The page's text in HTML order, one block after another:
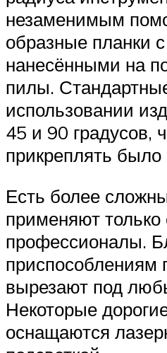
незаменимым
образные планки
нанесёнными на
пилы.
использовании
45 и 90 градусов,
прикреплять
Есть более
применяют только
профессионалы.
приспособлениям
вырезают под
Некоторые
оснащаются